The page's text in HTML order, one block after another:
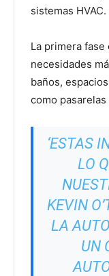
sistemas HVAC.
La primera
necesidades
baños,
como
‘ESTAS
LO
KEVIN
LA
UN